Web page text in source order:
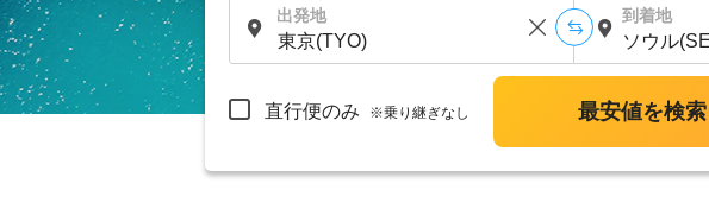
出発地 到着地
直行便のみ ※乗り継ぎなし 最安値を検索